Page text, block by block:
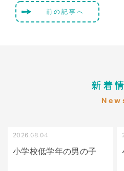
前の記事へ
新着
受け口（しゃくれている）
2026.08.04
小学校低学年の男の子